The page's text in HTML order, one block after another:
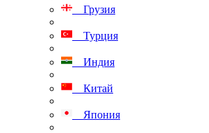
Грузия
Турция
Индия
Китай
Япония